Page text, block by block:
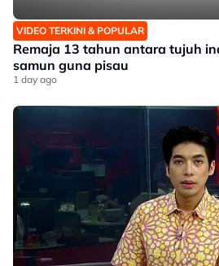
VIDEO TERKINI & POPULAR
Remaja 13 tahun antara tujuh
samun guna pisau
1 day ago